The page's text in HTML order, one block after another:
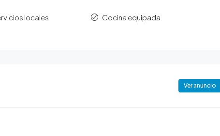
locales Cocina equipada
Ver anuncio